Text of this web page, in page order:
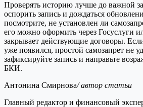
Проверять историю лучше до важной
оспорить запись и дождаться
посмотрите, не установлен ли
его можно оформить через Госуслуги
закрывает действующие договоры.
уже появился, простой самозапрет не
зафиксируйте запись и направьте
БКИ.
Антонина Смирнова/ автор статьи
Главный редактор и финансовый